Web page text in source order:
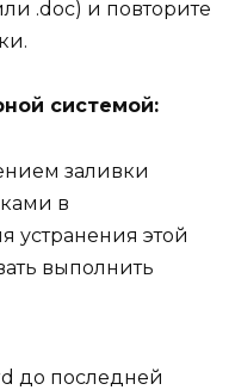
.doc) и повторите
системой:
заливки
в
устранения этой
выполнить
до последней